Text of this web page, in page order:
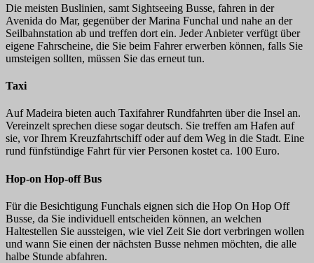
Die meisten Buslinien, samt Sightseeing Busse, fahren in der
Avenida do Mar, gegenüber der Marina Funchal und nahe an der
Seilbahnstation ab und treffen dort ein. Jeder Anbieter verfügt über
eigene Fahrscheine, die Sie beim Fahrer erwerben können, falls Sie
umsteigen sollten, müssen Sie das erneut tun.
Taxi
Auf Madeira bieten auch Taxifahrer Rundfahrten über die Insel an.
Vereinzelt sprechen diese sogar deutsch. Sie treffen am Hafen auf
sie, vor Ihrem Kreuzfahrtschiff oder auf dem Weg in die Stadt. Eine
rund fünfstündige Fahrt für vier Personen kostet ca. 100 Euro.
Hop-on Hop-off Bus
Für die Besichtigung Funchals eignen sich die Hop On Hop Off
Busse, da Sie individuell entscheiden können, an welchen
Haltestellen Sie aussteigen, wie viel Zeit Sie dort verbringen wollen
und wann Sie einen der nächsten Busse nehmen möchten, die alle
halbe Stunde abfahren.